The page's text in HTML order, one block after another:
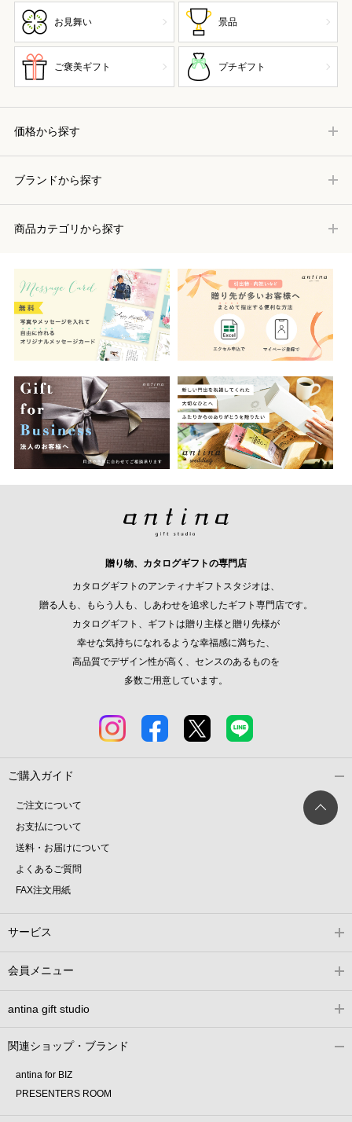
お見舞い 景品
ご褒美ギフト プチギフト
価格から探す
ブランドから探す
商品カテゴリから探す
贈り物、カタログギフトの専門店
カタログギフトのアンティナギフトスタジオは、
贈る人も、もらう人も、しあわせを追求したギフト専門店です。
カタログギフト、ギフトは贈り主様と贈り先様が
幸せな気持ちになれるような幸福感に満ちた、
高品質でデザイン性が高く、センスのあるものを
多数ご用意しています。
ご購入ガイド
ご注文について
お支払について
送料・お届けについて
よくあるご質問
FAX注文用紙
サービス
会員メニュー
antina gift studio
関連ショップ・ブランド
antina for BIZ
PRESENTERS ROOM